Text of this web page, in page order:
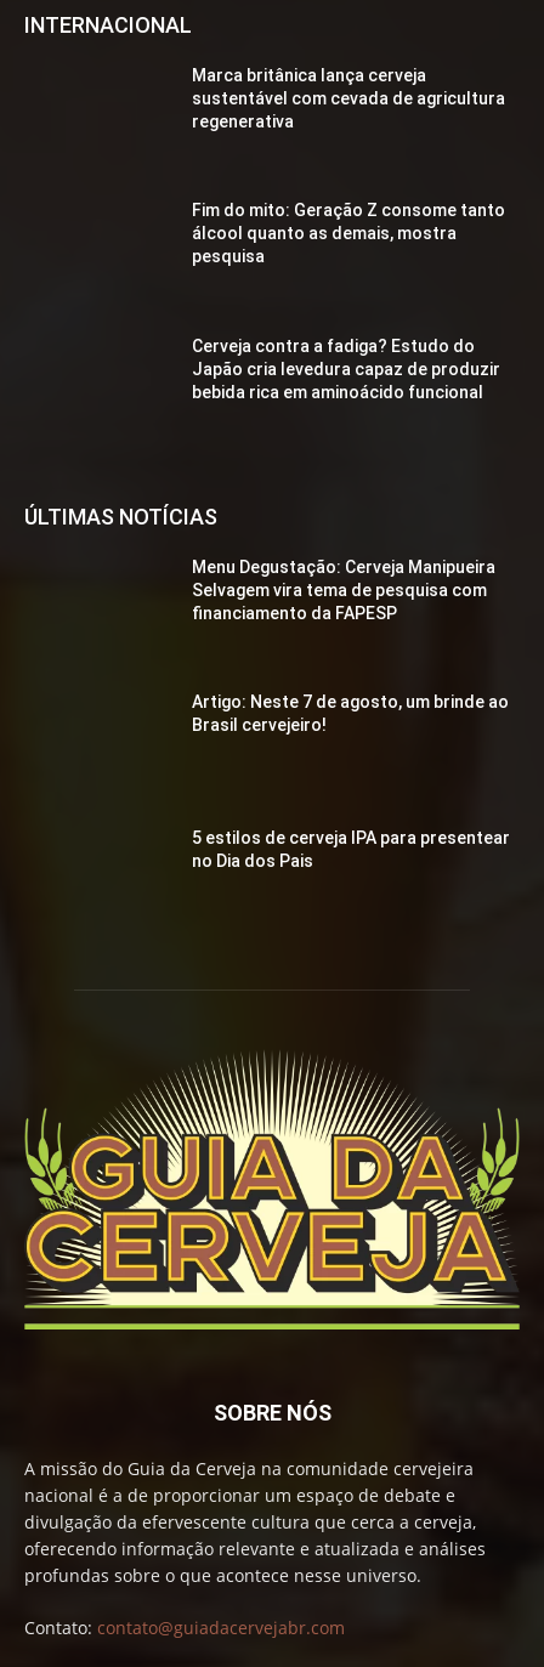
INTERNACIONAL
Marca britânica lança cerveja
sustentável com cevada de agricultura
regenerativa
Fim do mito: Geração Z consome tanto
álcool quanto as demais, mostra
pesquisa
Cerveja contra a fadiga? Estudo do
Japão cria levedura capaz de produzir
bebida rica em aminoácido funcional
ÚLTIMAS NOTÍCIAS
Menu Degustação: Cerveja Manipueira
Selvagem vira tema de pesquisa com
financiamento da FAPESP
Artigo: Neste 7 de agosto, um brinde ao
Brasil cervejeiro!
5 estilos de cerveja IPA para presentear
no Dia dos Pais
SOBRE NÓS
A missão do Guia da Cerveja na comunidade cervejeira
nacional é a de proporcionar um espaço de debate e
divulgação da efervescente cultura que cerca a cerveja,
oferecendo informação relevante e atualizada e análises
profundas sobre o que acontece nesse universo.
Contato: contato@guiadacervejabr.com